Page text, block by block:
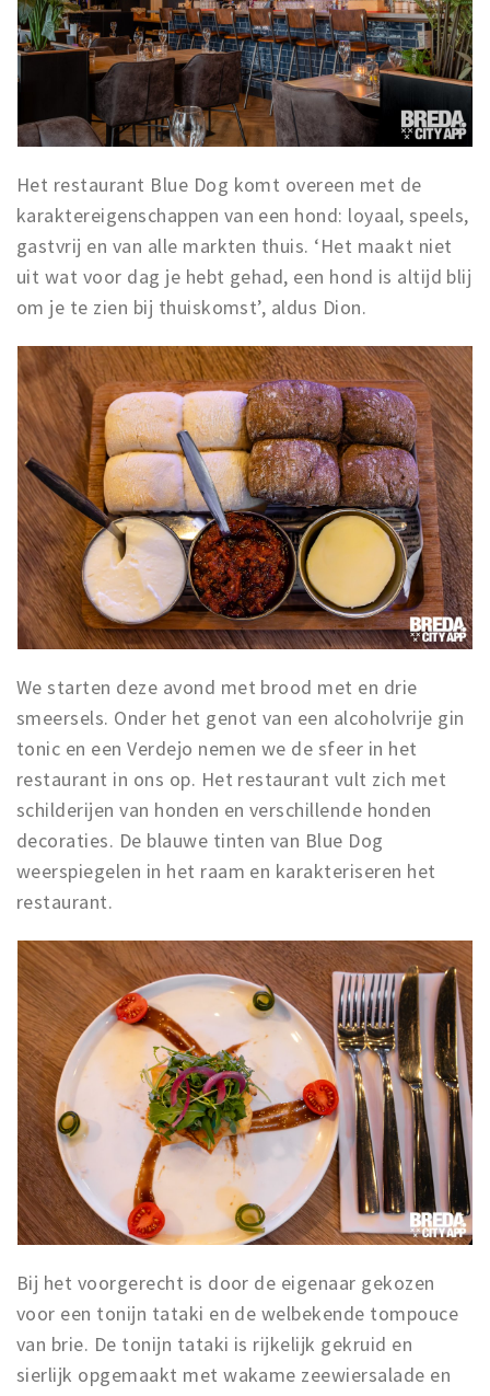
Het restaurant Blue Dog komt overeen met de
karaktereigenschappen van een hond: loyaal, speels,
gastvrij en van alle markten thuis. ‘Het maakt niet
uit wat voor dag je hebt gehad, een hond is altijd blij
om je te zien bij thuiskomst’, aldus Dion.
We starten deze avond met brood met en drie
smeersels. Onder het genot van een alcoholvrije gin
tonic en een Verdejo nemen we de sfeer in het
restaurant in ons op. Het restaurant vult zich met
schilderijen van honden en verschillende honden
decoraties. De blauwe tinten van Blue Dog
weerspiegelen in het raam en karakteriseren het
restaurant.
Bij het voorgerecht is door de eigenaar gekozen
voor een tonijn tataki en de welbekende tompouce
van brie. De tonijn tataki is rijkelijk gekruid en
sierlijk opgemaakt met wakame zeewiersalade en